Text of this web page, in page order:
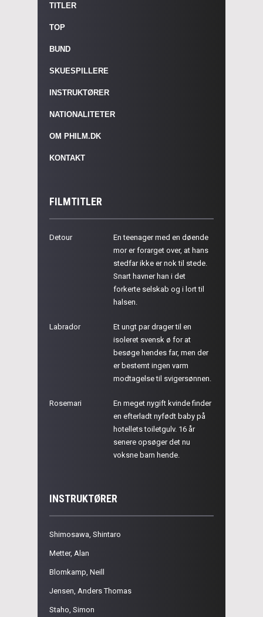
TITLER
TOP
BUND
SKUESPILLERE
INSTRUKTØRER
NATIONALITETER
OM PHILM.DK
KONTAKT
FILMTITLER
Detour
En teenager med en døende
mor er forarget over, at hans
stedfar ikke er nok til stede.
Snart havner han i det
forkerte selskab og i lort til
halsen.
Labrador
Et ungt par drager til en
isoleret svensk ø for at
besøge hendes far, men der
er bestemt ingen varm
modtagelse til svigersønnen.
Rosemari
En meget nygift kvinde finder
en efterladt nyfødt baby på
hotellets toiletgulv. 16 år
senere opsøger det nu
voksne barn hende.
INSTRUKTØRER
Shimosawa, Shintaro
Metter, Alan
Blomkamp, Neill
Jensen, Anders Thomas
Staho, Simon